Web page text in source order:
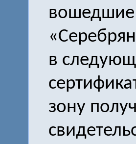
вошедшие
в
зону